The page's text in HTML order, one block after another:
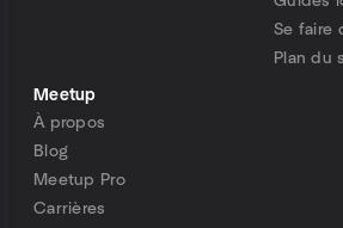
Se faire
Plan du
Meetup
À propos
Blog
Meetup Pro
Carrières